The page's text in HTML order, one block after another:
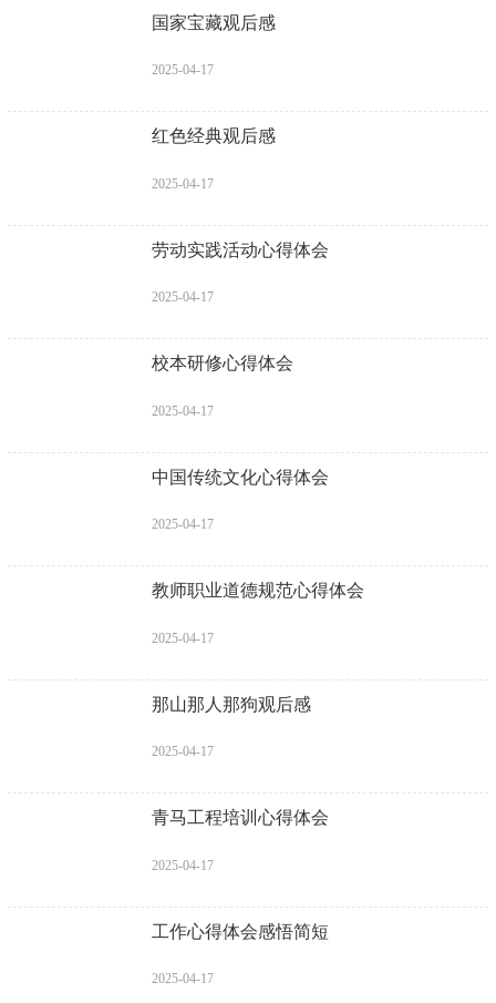
国家宝藏观后感
2025-04-17
红色经典观后感
2025-04-17
劳动实践活动心得体会
2025-04-17
校本研修心得体会
2025-04-17
中国传统文化心得体会
2025-04-17
教师职业道德规范心得体会
2025-04-17
那山那人那狗观后感
2025-04-17
青马工程培训心得体会
2025-04-17
工作心得体会感悟简短
2025-04-17